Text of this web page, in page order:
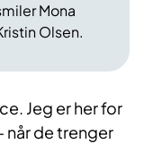
Mona
Olsen.
Jeg er her for
når de trenger